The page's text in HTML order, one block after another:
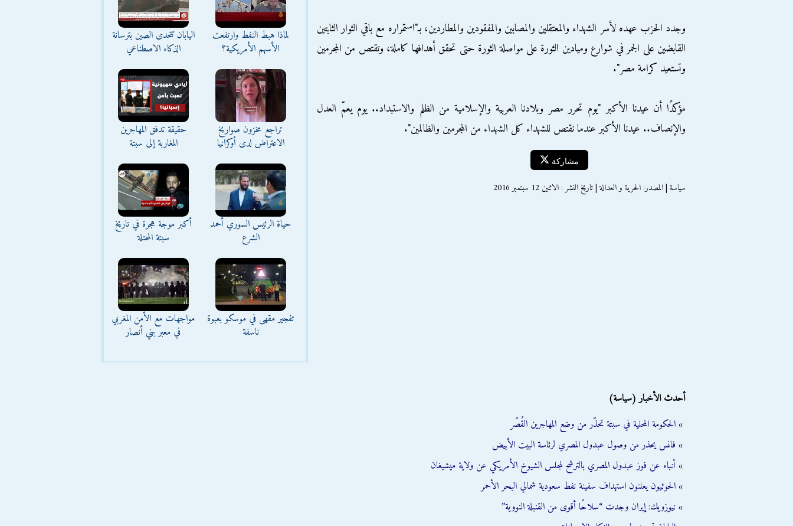
وجدد الحزب عهده لأسر الشهداء والمعتقلين والمصابين والمفقودين والمطاردين، بـ"استمراره مع باقي الثوار الثابتين
القابضين على الجمر في شوارع وميادين الثورة على مواصلة الثورة حتى تحقق أهدافها كاملة، وتقتص من المجرمين
وتستعيد كرامة مصر".
مؤكدًا أن عيدنا الأكبر "يوم تحرر مصر وبلادنا العربية والإسلامية من الظلم والاستبداد.. يوم يعمّ العدل
والإنصاف.. عيدنا الأكبر عندما نقتص للشهداء كل الشهداء من المجرمين والظالمين".
مشاركة
سياسة | المصدر: الحرية و العدالة | تاريخ النشر : الاثنين 12 سبتمبر 2016
أحدث الأخبار (سياسة)
» الحكومة المحلية في سبتة تحذّر من وضع المهاجرين القُصّر
» فانس يحذر من وصول عبدول المصري لرئاسة البيت الأبيض
» أنباء عن فوز عبدول المصري بالترشح لمجلس الشيوخ الأمريكي عن ولاية ميشيغان
» الحوثيون يعلنون استهداف سفينة نفط سعودية شمالي البحر الأحمر
» نيوزويك: إيران وجدت “سلاحًا أقوى من القنبلة النووية”
لماذا هبط النفط وارتفعت
الأسهم الأمريكية؟
اليابان تتحدى الصين بترسانة
الذكاء الاصطناعي
تراجع مخزون صواريخ
الاعتراض لدى أوكرانيا
حقيقة تدفق المهاجرين
المغاربة إلى سبتة
حياة الرئيس السوري أحمد
الشرع
أكبر موجة هجرة في تاريخ
سبتة المحتلة
تفجير مقهى في موسكو بعبوة
ناسفة
مواجهات مع الأمن المغربي
في معبر بني أنصار